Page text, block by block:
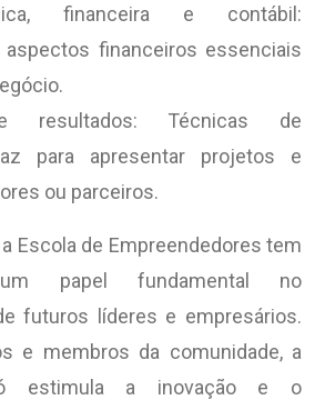
financeira e contábil:
aspectos financeiros essenciais
resultados: Técnicas de
para apresentar projetos e
ou parceiros.
Escola de Empreendedores tem
um papel fundamental no
futuros líderes e empresários.
e membros da comunidade, a
estimula a inovação e o